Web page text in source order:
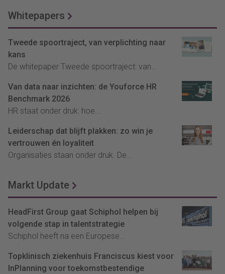
Whitepapers
Tweede spoortraject, van verplichting naar
kans
De whitepaper Tweede spoortraject: van...
Van data naar inzichten: de Youforce HR
Benchmark 2026
HR staat onder druk: hoe...
Leiderschap dat blijft plakken: zo win je
vertrouwen én loyaliteit
Organisaties staan onder druk. De...
Markt Update
HeadFirst Group gaat Schiphol helpen bij
volgende stap in talentstrategie
Schiphol heeft na een Europese...
Topklinisch ziekenhuis Franciscus kiest voor
InPlanning voor toekomstbestendige